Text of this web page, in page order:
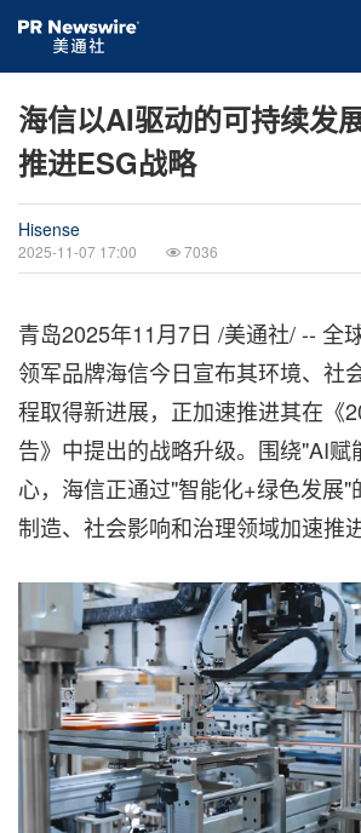
海信以AI驱动的可持续发
推进ESG战略
Hisense
2025-11-07 17:00 7036
青岛2025年11月7日 /美通社/ -- 全
领军品牌海信今日宣布其环境、社
程取得新进展，正加速推进其在《
告》中提出的战略升级。围绕"AI赋
心，海信正通过"智能化+绿色发展"
制造、社会影响和治理领域加速推